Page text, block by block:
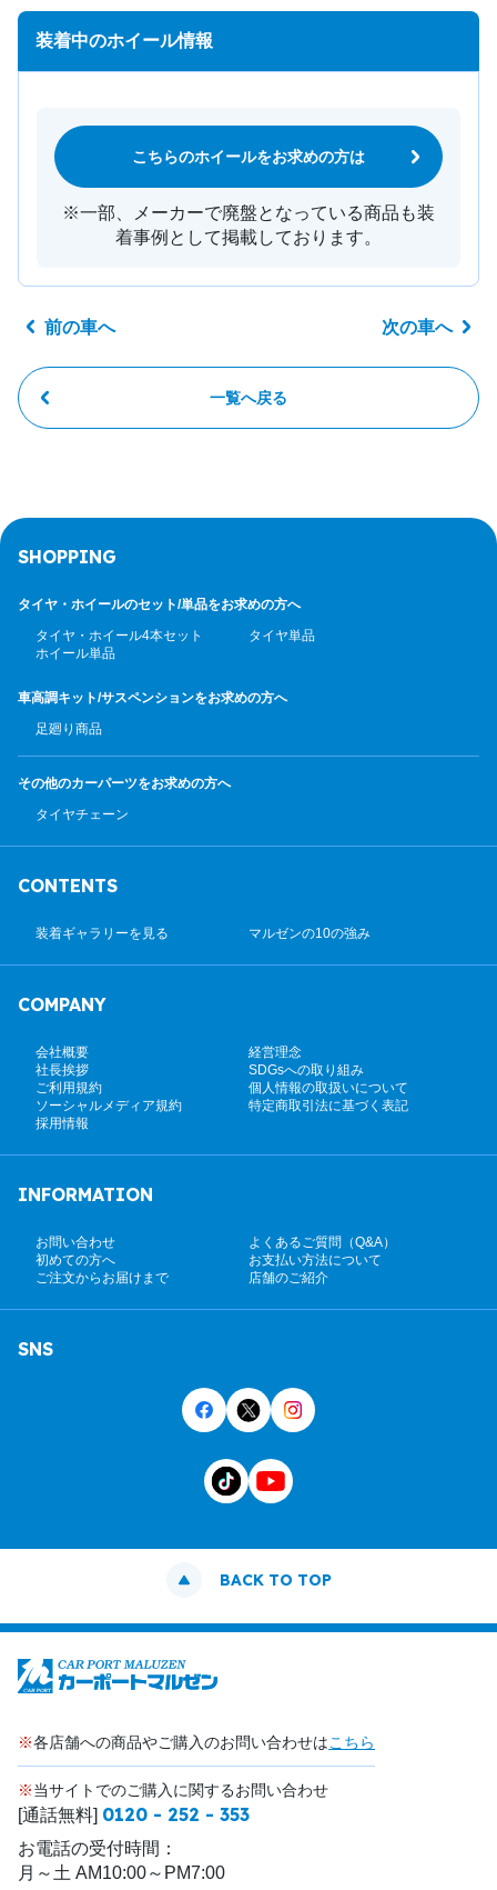
装着中のホイール情報
こちらのホイールをお求めの方は
※一部、メーカーで廃盤となっている商品も装
着事例として掲載しております。
前の車へ
一覧へ戻る
次の車へ
SHOPPING
タイヤ・ホイールのセット/単品をお求めの方へ
タイヤ・ホイール4本セット
タイヤ単品
ホイール単品
車高調キット/サスペンションをお求めの方へ
足廻り商品
その他のカーパーツをお求めの方へ
タイヤチェーン
CONTENTS
装着ギャラリーを見る マルゼンの10の強み
COMPANY
会社概要
経営理念
社長挨拶
SDGsへの取り組み
ご利用規約
個人情報の取扱いについて
ソーシャルメディア規約
特定商取引法に基づく表記
採用情報
INFORMATION
お問い合わせ
よくあるご質問（Q&A）
初めての方へ
お支払い方法について
ご注文からお届けまで
店舗のご紹介
SNS
BACK TO TOP
※各店舗への商品やご購入のお問い合わせはこちら
※当サイトでのご購入に関するお問い合わせ
[通話無料] 0120 - 252 - 353
お電話の受付時間：
月～土 AM10:00～PM7:00